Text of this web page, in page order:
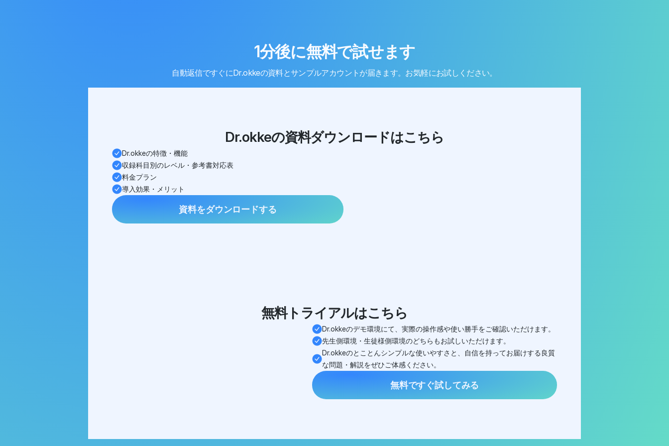
1分後に無料で試せます
自動返信ですぐにDr.okkeの資料とサンプルアカウントが届きます。お気軽にお試しください。
Dr.okkeの資料ダウンロードはこちら
Dr.okkeの特徴・機能
収録科目別のレベル・参考書対応表
料金プラン
導入効果・メリット
資料をダウンロードする
無料トライアルはこちら
Dr.okkeのデモ環境にて、実際の操作感や使い勝手をご確認いただけます。
先生側環境・生徒様側環境のどちらもお試しいただけます。
Dr.okkeのとことんシンプルな使いやすさと、自信を持ってお届けする良質
な問題・解説をぜひご体感ください。
無料ですぐ試してみる